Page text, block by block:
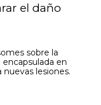
el daño
sobre la
encapsulada en
lesiones.